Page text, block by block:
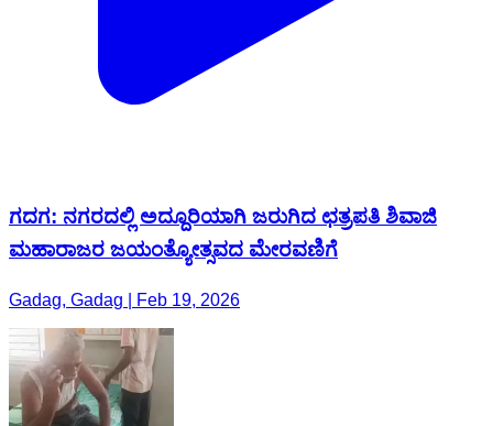
ಗದಗ: ನಗರದಲ್ಲಿ ಅದ್ದೂರಿಯಾಗಿ ಜರುಗಿದ ಛತ್ರಪತಿ ಶಿವಾಜಿ
ಮಹಾರಾಜರ ಜಯಂತ್ಯೋತ್ಸವದ ಮೇರವಣಿಗೆ
Gadag, Gadag | Feb 19, 2026